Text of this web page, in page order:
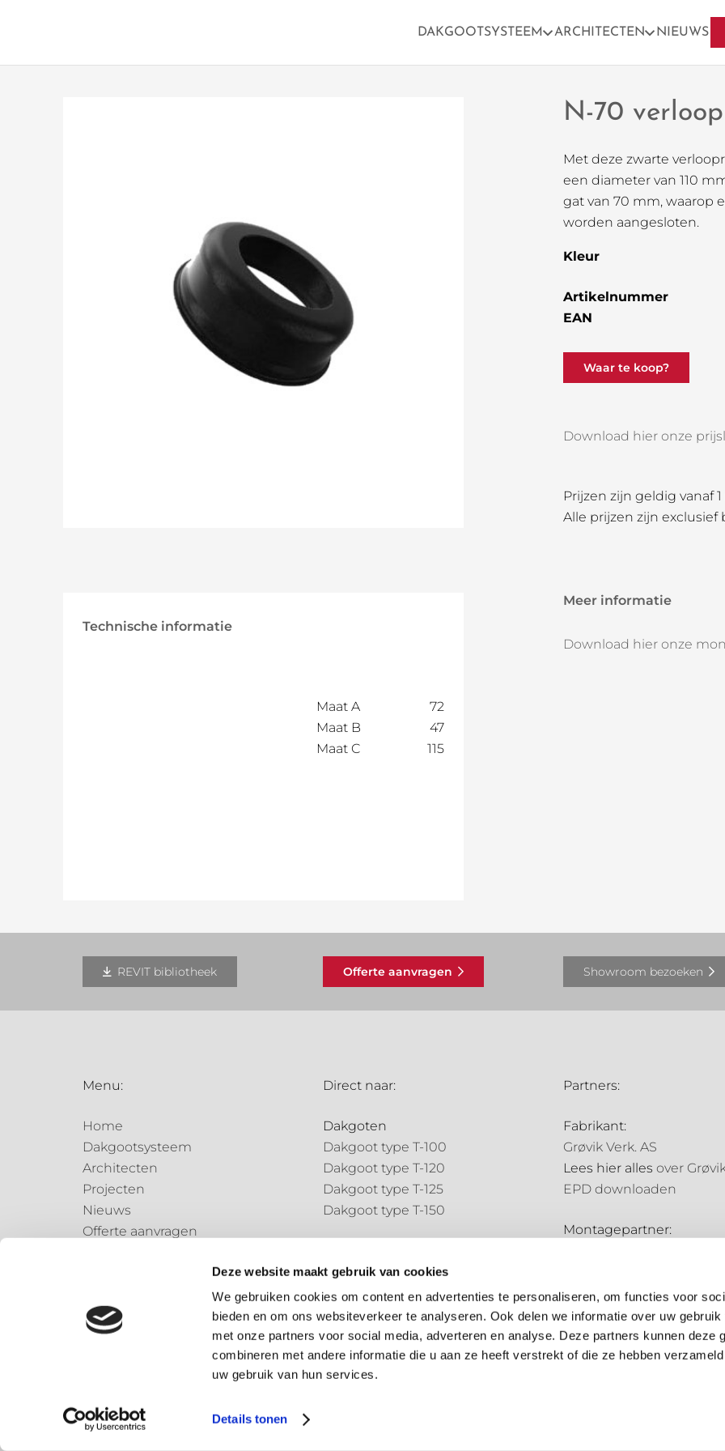
Deze website maakt gebruik van cookies
We gebruiken cookies om content en advertenties te personaliseren, om functies voor
bieden en om ons websiteverkeer te analyseren. Ook delen we informatie over uw
met onze partners voor social media, adverteren en analyse. Deze partners kunnen deze
combineren met andere informatie die u aan ze heeft verstrekt of die ze hebben
uw gebruik van hun services.
Details tonen
DAKGOOTSYSTEEM ARCHITECTEN NIEUWS
N-70
Met deze zwarte
een diameter van 110
gat van 70 mm, waarop
worden aangesloten.
Kleur
Artikelnummer
EAN
Waar te koop?
Download hier onze
Prijzen zijn geldig vanaf
Alle prijzen zijn exclusief
Technische informatie
Maat A
72
Maat B
47
Maat C
115
Meer informatie
Download hier onze
REVIT bibliotheek Offerte aanvragen Showroom bezoeken
Menu:
Home
Dakgootsysteem
Architecten
Projecten
Nieuws
Offerte aanvragen
Direct naar:
Dakgoten
Dakgoot type T-100
Dakgoot type T-120
Dakgoot type T-125
Dakgoot type T-150
Regenpijp type N-70
Regenpijp type N-85
Speciale onderdelen
Speciale onderdelen
Partners:
Fabrikant:
Grøvik Verk. AS
Lees hier alles over
EPD downloaden
Montagepartner:
Distributiepartners:
Bouwmarkt NL
Hubo
© 2026 – Dønsta BV